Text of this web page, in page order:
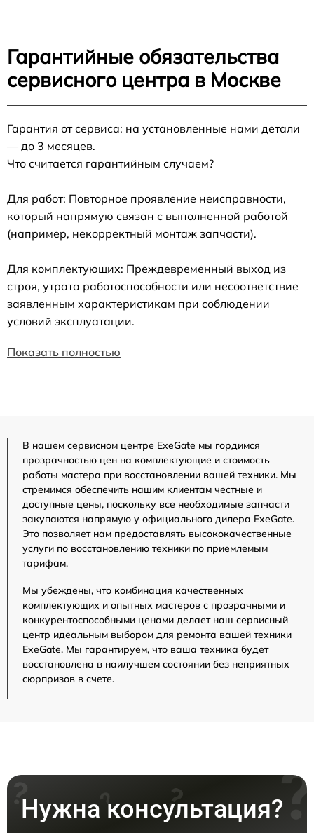
Гарантийные обязательства
сервисного центра в Москве
Гарантия от сервиса: на установленные нами детали
— до 3 месяцев.
Что считается гарантийным случаем?
Для работ: Повторное проявление неисправности,
который напрямую связан с выполненной работой
(например, некорректный монтаж запчасти).
Для комплектующих: Преждевременный выход из
строя, утрата работоспособности или несоответствие
заявленным характеристикам при соблюдении
условий эксплуатации.
Показать полностью
В нашем сервисном центре ExeGate мы гордимся
прозрачностью цен на комплектующие и стоимость
работы мастера при восстановлении вашей техники. Мы
стремимся обеспечить нашим клиентам честные и
доступные цены, поскольку все необходимые запчасти
закупаются напрямую у официального дилера ExeGate.
Это позволяет нам предоставлять высококачественные
услуги по восстановлению техники по приемлемым
тарифам.
Мы убеждены, что комбинация качественных
комплектующих и опытных мастеров с прозрачными и
конкурентоспособными ценами делает наш сервисный
центр идеальным выбором для ремонта вашей техники
ExeGate. Мы гарантируем, что ваша техника будет
восстановлена в наилучшем состоянии без неприятных
сюрпризов в счете.
Нужна консультация?